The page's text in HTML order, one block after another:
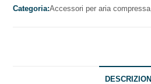
quantità
Categoria:Accessori per aria compressa,